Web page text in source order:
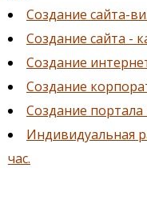
Создание сайта-
Создание сайта -
Создание
Создание
Создание портала
Индивидуальная
час.